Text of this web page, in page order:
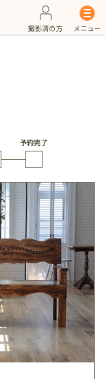
撮影済の方 メニュー
予約完了